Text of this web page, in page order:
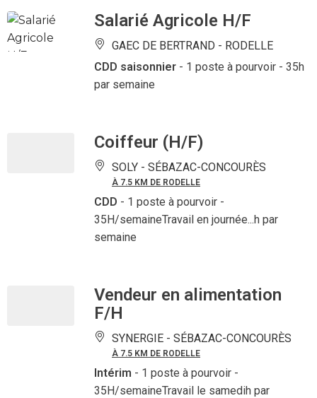
Salarié Agricole H/F
GAEC DE BERTRAND - RODELLE
CDD saisonnier - 1 poste à pourvoir - 35h
par semaine
Coiffeur (H/F)
SOLY - SÉBAZAC-CONCOURÈS
À 7.5 KM DE RODELLE
CDD - 1 poste à pourvoir -
35H/semaineTravail en journée...h par
semaine
Vendeur en alimentation
F/H
SYNERGIE - SÉBAZAC-CONCOURÈS
À 7.5 KM DE RODELLE
Intérim - 1 poste à pourvoir -
35H/semaineTravail le samedih par